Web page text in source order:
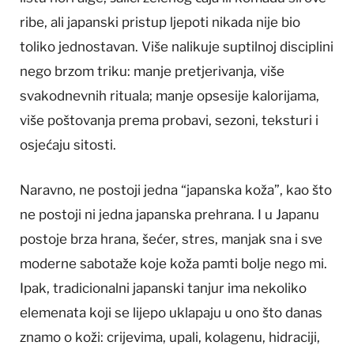
ribe, ali japanski pristup ljepoti nikada nije bio
toliko jednostavan. Više nalikuje suptilnoj disciplini
nego brzom triku: manje pretjerivanja, više
svakodnevnih rituala; manje opsesije kalorijama,
više poštovanja prema probavi, sezoni, teksturi i
osjećaju sitosti.
Naravno, ne postoji jedna “japanska koža”, kao što
ne postoji ni jedna japanska prehrana. I u Japanu
postoje brza hrana, šećer, stres, manjak sna i sve
moderne sabotaže koje koža pamti bolje nego mi.
Ipak, tradicionalni japanski tanjur ima nekoliko
elemenata koji se lijepo uklapaju u ono što danas
znamo o koži: crijevima, upali, kolagenu, hidraciji,